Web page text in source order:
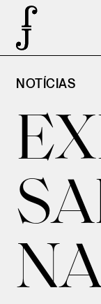
NOTÍCIAS